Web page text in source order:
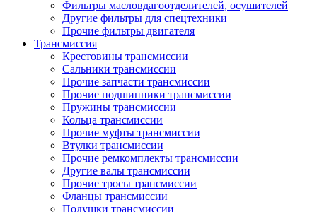
Фильтры масловдагоотделителей, осушителей
Другие фильтры для спецтехники
Прочие фильтры двигателя
Трансмиссия
Крестовины трансмиссии
Сальники трансмиссии
Прочие запчасти трансмиссии
Прочие подшипники трансмиссии
Пружины трансмиссии
Кольца трансмиссии
Прочие муфты трансмиссии
Втулки трансмиссии
Прочие ремкомплекты трансмиссии
Другие валы трансмиссии
Прочие тросы трансмиссии
Фланцы трансмиссии
Подушки трансмиссии